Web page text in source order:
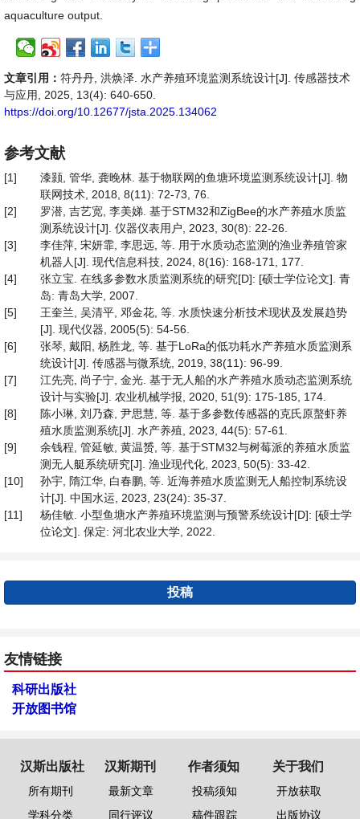
aquaculture output.
文章引用： 符丹丹, 洪焕泽. 水产养殖环境监测系统设计[J]. 传感器技术
与应用, 2025, 13(4): 640-650.
https://doi.org/10.12677/jsta.2025.134062
参考文献
[1]
漆颢, 管华, 龚晚林. 基于物联网的鱼塘环境监测系统设计[J]. 物
联网技术, 2018, 8(11): 72-73, 76.
[2]
罗潜, 吉艺宽, 李美娣. 基于STM32和ZigBee的水产养殖水质监
测系统设计[J]. 仪器仪表用户, 2023, 30(8): 22-26.
[3]
李佳萍, 宋妍霏, 李思远, 等. 用于水质动态监测的渔业养殖管家
机器人[J]. 现代信息科技, 2024, 8(16): 168-171, 177.
[4]
张立宝. 在线多参数水质监测系统的研究[D]: [硕士学位论文]. 青
岛: 青岛大学, 2007.
[5]
王奎兰, 吴清平, 邓金花, 等. 水质快速分析技术现状及发展趋势
[J]. 现代仪器, 2005(5): 54-56.
[6]
张琴, 戴阳, 杨胜龙, 等. 基于LoRa的低功耗水产养殖水质监测系
统设计[J]. 传感器与微系统, 2019, 38(11): 96-99.
[7]
江先亮, 尚子宁, 金光. 基于无人船的水产养殖水质动态监测系统
设计与实验[J]. 农业机械学报, 2020, 51(9): 175-185, 174.
[8]
陈小琳, 刘乃森, 尹思慧, 等. 基于多参数传感器的克氏原螯虾养
殖水质监测系统[J]. 水产养殖, 2023, 44(5): 57-61.
[9]
余钱程, 管延敏, 黄温赟, 等. 基于STM32与树莓派的养殖水质监
测无人艇系统研究[J]. 渔业现代化, 2023, 50(5): 33-42.
[10]
孙宇, 隋江华, 白春鹏, 等. 近海养殖水质监测无人船控制系统设
计[J]. 中国水运, 2023, 23(24): 35-37.
[11]
杨佳敏. 小型鱼塘水产养殖环境监测与预警系统设计[D]: [硕士学
位论文]. 保定: 河北农业大学, 2022.
投稿
友情链接
科研出版社
开放图书馆
汉斯出版社
所有期刊
学科分类
汉斯期刊
最新文章
同行评议
作者须知
投稿须知
稿件跟踪
关于我们
开放获取
出版协议